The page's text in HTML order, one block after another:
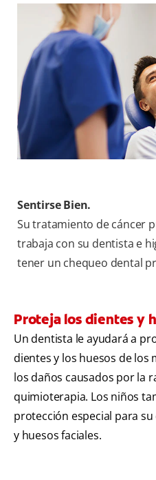
Sentirse Bien.
Su tratamiento de cáncer
trabaja con su dentista e
tener un chequeo dental
Proteja los dientes y
Un dentista le ayudará a
dientes y los huesos de
los daños causados por la
quimioterapia. Los niños
protección especial para
y huesos faciales.